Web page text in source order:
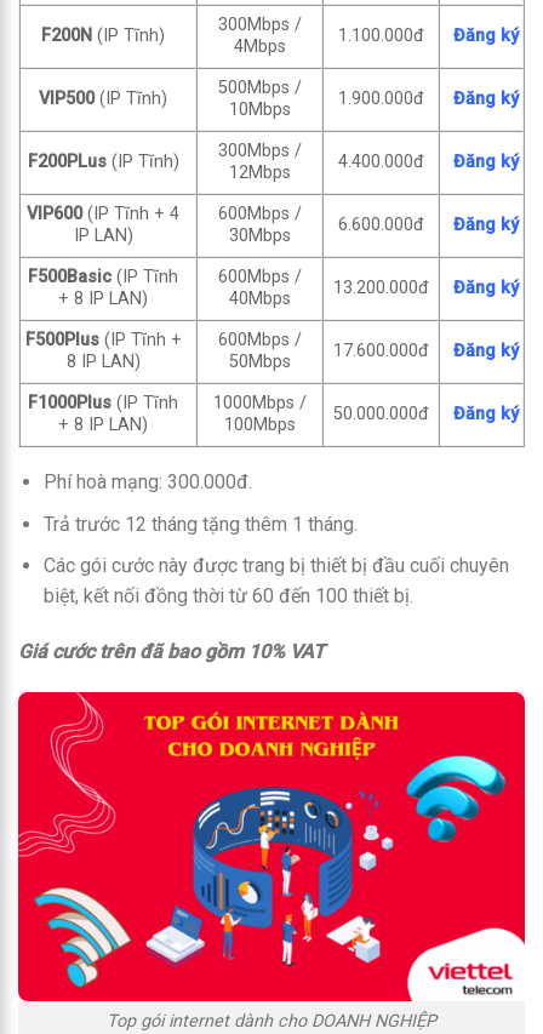
F200N (IP Tĩnh)
300Mbps /
4Mbps
1.100.000đ Đăng ký
VIP500(IP Tĩnh)
500Mbps /
10Mbps
1.900.000đ Đăng ký
F200PLus(IP Tĩnh)
300Mbps /
12Mbps
4.400.000đ Đăng ký
VIP600(IP Tĩnh + 4
IP LAN)
600Mbps /
30Mbps
6.600.000đ Đăng ký
F500Basic (IP Tĩnh
+ 8 IP LAN)
600Mbps /
40Mbps
13.200.000đ Đăng ký
F500Plus(IP Tĩnh +
8 IP LAN)
600Mbps /
50Mbps
17.600.000đ Đăng ký
F1000Plus (IP Tĩnh
+ 8 IP LAN)
1000Mbps /
100Mbps
50.000.000đ Đăng ký
Phí hoà mạng: 300.000đ.
Trả trước 12 tháng tặng thêm 1 tháng.
Các gói cước này được trang bị thiết bị đầu cuối chuyên
biệt, kết nối đồng thời từ 60 đến 100 thiết bị.
Giá cước trên đã bao gồm 10% VAT
Top gói internet dành cho DOANH NGHIỆP